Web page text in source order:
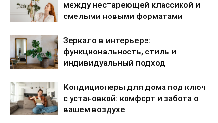
между нестареющей классикой и
смелыми новыми форматами
Зеркало в интерьере:
функциональность, стиль и
индивидуальный подход
Кондиционеры для дома под ключ
с установкой: комфорт и забота о
вашем воздухе